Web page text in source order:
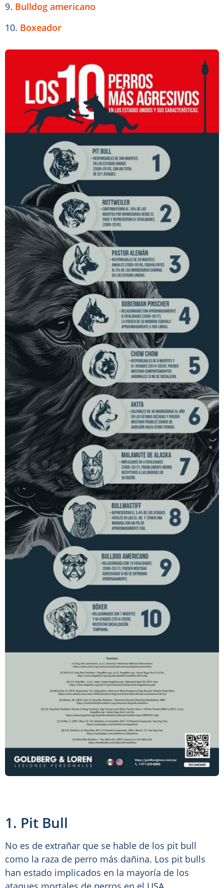
9. Bulldog americano
10. Boxeador
1. Pit Bull
No es de extrañar que se hable de los pit bull
como la raza de perro más dañina. Los pit bulls
han estado implicados en la mayoría de los